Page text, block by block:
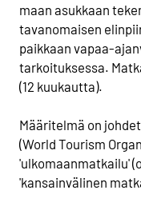
maan asukkaan
tavanomaisen
paikkaan vapaa-
tarkoituksessa.
(12 kuukautta).
Määritelmä on
(World Tourism
'ulkomaanmatkailu'
'kansainvälinen